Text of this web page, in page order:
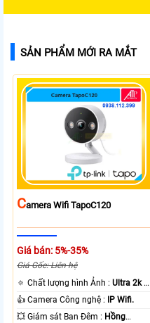
SẢN PHẨM MỚI RA MẮT
CAmera Wifi TapoC120
Giá bán: 5%-35%
Giá Gốc: Liên hệ
🔅 Chất lượng hình Ảnh :Ultra 2k +
.
👍 Camera Công nghệ :
IP Wifi.
💥 Giám sát Ban Đêm : Hồng